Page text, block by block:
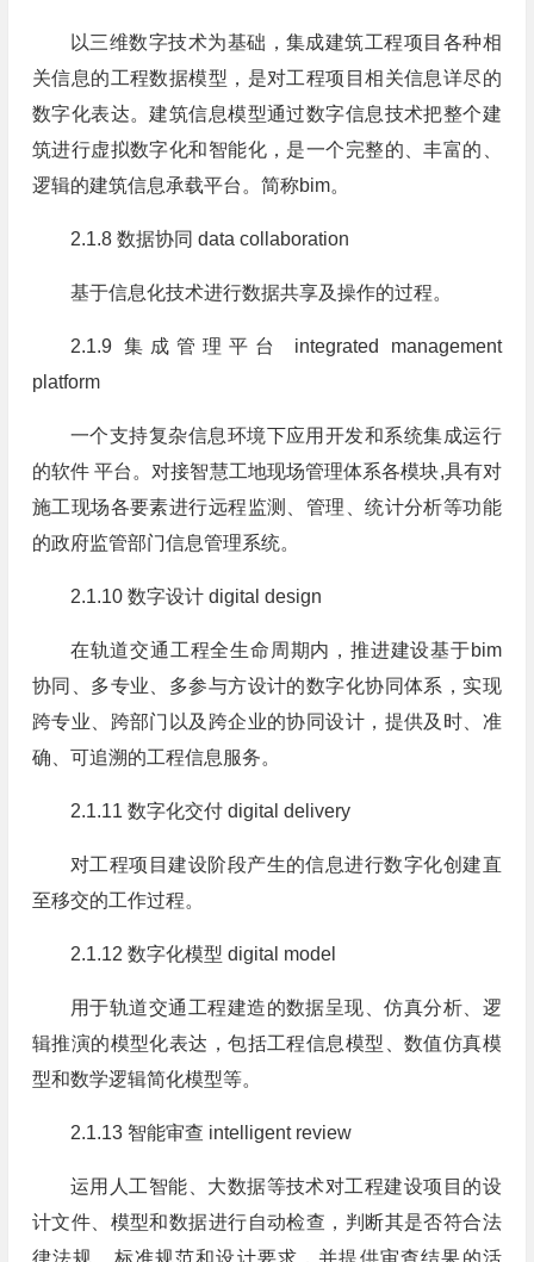
以三维数字技术为基础，集成建筑工程项目各种相
关信息的工程数据模型，是对工程项目相关信息详尽的
数字化表达。建筑信息模型通过数字信息技术把整个建
筑进行虚拟数字化和智能化，是一个完整的、丰富的、
逻辑的建筑信息承载平台。简称bim。
2.1.8 数据协同 data collaboration
基于信息化技术进行数据共享及操作的过程。
2.1.9 集成管理平台 integrated management
platform
一个支持复杂信息环境下应用开发和系统集成运行
的软件 平台。对接智慧工地现场管理体系各模块,具有对
施工现场各要素进行远程监测、管理、统计分析等功能
的政府监管部门信息管理系统。
2.1.10 数字设计 digital design
在轨道交通工程全生命周期内，推进建设基于bim
协同、多专业、多参与方设计的数字化协同体系，实现
跨专业、跨部门以及跨企业的协同设计，提供及时、准
确、可追溯的工程信息服务。
2.1.11 数字化交付 digital delivery
对工程项目建设阶段产生的信息进行数字化创建直
至移交的工作过程。
2.1.12 数字化模型 digital model
用于轨道交通工程建造的数据呈现、仿真分析、逻
辑推演的模型化表达，包括工程信息模型、数值仿真模
型和数学逻辑简化模型等。
2.1.13 智能审查 intelligent review
运用人工智能、大数据等技术对工程建设项目的设
计文件、模型和数据进行自动检查，判断其是否符合法
律法规、标准规范和设计要求，并提供审查结果的活